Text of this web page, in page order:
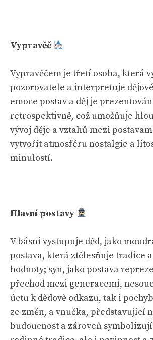
Vypravěč
Vypravěčem je třetí osoba, která
pozorovatele a interpretuje
emoce postav a děj je prezentován
retrospektivně, což umožňuje
vývoj děje a vztahů mezi
vytvořit atmosféru nostalgie a
minulostí.
Hlavní postavy
V básni vystupuje děd, jako
postava, která ztělesňuje tradice
hodnoty; syn, jako postava
přechod mezi generacemi,
úctu k dědově odkazu, tak i
ze změn, a vnučka, představující
budoucnost a zároveň